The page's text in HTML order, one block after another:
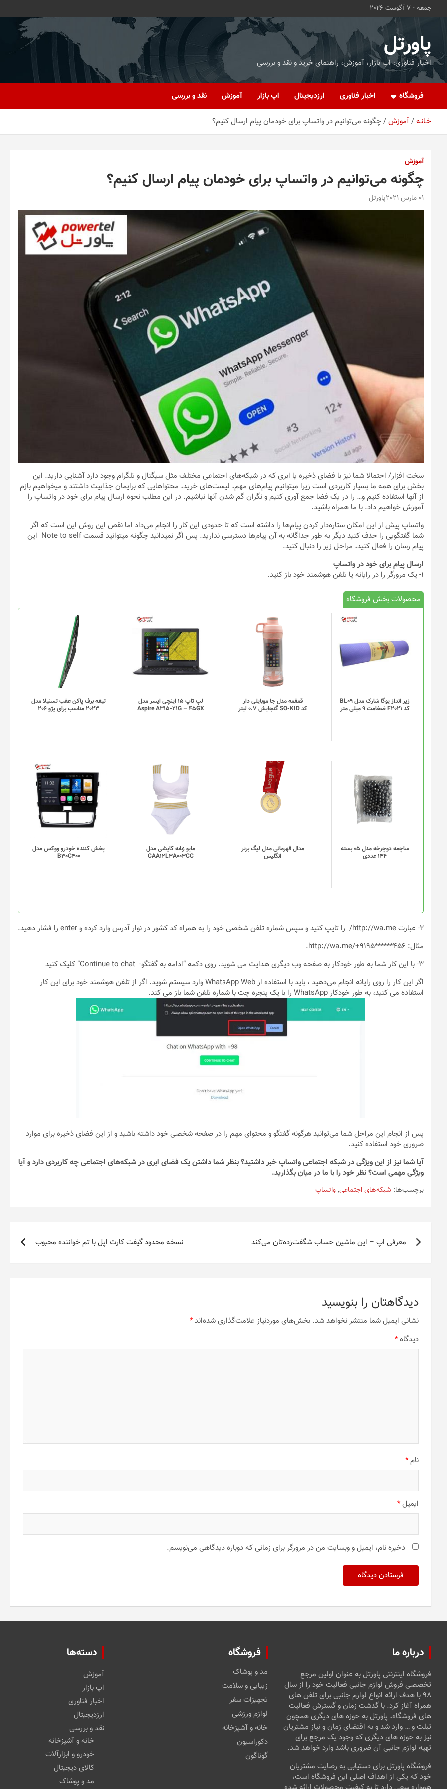
جمعه - 7 آگوست 2026
پاورتل
اخبار فناوری، اپ بازار، آموزش، راهنمای خرید و نقد و بررسی
فروشگاه اخبار فناوری ارزدیجیتال اپ بازار آموزش نقد و بررسی
خـانـه آموزش چگونه می‌توانیم در واتساپ برای خودمان پیام ارسال کنیم؟
آموزش
چگونه می‌توانیم در واتساپ برای خودمان پیام ارسال کنیم؟
01 مارس 2021 پاورتل
سخت افزار/ احتمالا شما نیز با فضای ذخیره یا ابری که در شبکه‌های اجتماعی مختلف مثل سیگنال و تلگرام وجود دارد آشنایی دارید. این
بخش برای همه ما بسیار کاربردی است زیرا میتوانیم پیام‌های مهم، لیست‌های خرید، محتواهایی که برایمان جذابیت داشتند و میخواهیم بازم
از آنها استفاده کنیم و… را در یک فضا جمع‌ آوری کنیم و نگران گم شدن آنها نباشیم. در این مطلب نحوه ارسال پیام برای خود در واتساپ را
آموزش خواهیم داد. با ما همراه باشید.
واتساپ پیش از این امکان ستاره‌دار کردن پیام‌ها را داشته است که تا حدودی این کار را انجام می‌داد اما نقص این روش این است که اگر
شما گفتگویی را حذف کنید دیگر به طور جداگانه به آن پیام‌ها دسترسی ندارید. پس اگر نمیدانید چگونه میتوانید قسمت Note to self این
پیام رسان را فعال کنید، مراحل زیر را دنبال کنید.
ارسال پیام برای خود در واتساپ
1- یک مرورگر را در رایانه یا تلفن هوشمند خود باز کنید.
محصولات بخش فروشگاه
زیر انداز یوگا شارک مدل BL09
کد F2021 ضخامت 9 میلی متر
قمقمه مدل جا موبایلی دار
کد SO-KID گنجایش 0.7 لیتر
این
محصول
دارای
انواع
مختلفی
می
گزینه
ها
محصول
انتخاب
شوند
لپ تاپ 15 اینچی ایسر مدل
Aspire A315-21G – 45GX
تیغه برف پاکن عقب تسنیلا مدل
2023 مناسب برای پژو 206
ساچمه دوچرخه مدل 05 بسته
144 عددی
این
محصول
دارای
انواع
مختلفی
گزینه
ها
محصول
انتخاب
شوند
مدال قهرمانی مدل لیگ برتر
انگلیس
این
محصول
دارای
انواع
گزینه
ها
محصول
شوند
مایو زنانه کاپشی مدل
CAA12L3A003CC
این
محصول
دارای
انواع
مختلفی
می
گزینه
ها
محصول
انتخاب
شوند
پخش کننده خودرو ووکس مدل
B30C400
2- عبارت http://wa.me/ را تایپ کنید و سپس شماره تلفن شخصی خود را به همراه کد کشور در نوار آدرس وارد کرده و enter را فشار دهید.
مثال: http://wa.me/+9195******456.
3- با این کار شما به طور خودکار به صفحه وب دیگری هدایت می شوید. روی دکمه “ادامه به گفتگو- Continue to chat” کلیک کنید
اگر این کار را روی رایانه انجام می‌دهید ، باید با استفاده از WhatsApp Web وارد سیستم شوید. اگر از تلفن هوشمند خود برای این کار
استفاده می کنید، به طور خودکار WhatsApp را با یک پنجره چت با شماره تلفن شما باز می کند.
پس از انجام این مراحل شما می‌توانید هر‌گونه گفتگو و محتوای مهم را در صفحه شخصی خود داشته باشید و از این فضای ذخیره برای موارد
ضروری خود استفاده کنید.
آیا شما نیز از این ویژگی در شبکه اجتماعی واتساپ خبر داشتید؟ بنظر شما داشتن یک فضای ابری در شبکه‌های اجتماعی چه کاربردی دارد و آیا
ویژگی مهمی است؟ نظر خود را با ما در میان بگذارید.
برچسب‌ها: شبکه‌های اجتماعی,واتساپ
راهبری
نوشتهمعرفی اپ – این ماشین حساب شگفت‌زده‌تان می‌کند نسخه محدود گیفت کارت اپل با تم خواننده محبوب
دیدگاهتان را بنویسید
نشانی ایمیل شما منتشر نخواهد شد. بخش‌های موردنیاز علامت‌گذاری شده‌اند*
دیدگاه*
نام*
ایمیل*
ذخیره نام، ایمیل و وبسایت من در مرورگر برای زمانی که دوباره دیدگاهی می‌نویسم.
درباره ما
فروشگاه اینترنتی پاورتل به عنوان اولین مرجع
تخصصی فروش لوازم جانبی فعالیت خود را از سال
۹۸ با هدف ارائه انواع لوازم جانبی برای تلفن های
همراه آغاز کرد. با گذشت زمان و گسترش فعالیت
های فروشگاه، پاورتل به حوزه های دیگری همچون
تبلت و … وارد شد و به اقتضای زمان و نیاز مشتریان
نیز به حوزه های دیگری که وجود یک مرجع برای
تهیه لوازم جانبی آن ضروری باشد وارد خواهد شد.
فروشگاه پاورتل برای دستیابی به رضایت مشتریان
خود که یکی از اهداف اصلی این فروشگاه است،
فروشگاه
مد و پوشاک
زیبایی و سلامت
تجهیزات سفر
لوازم ورزشی
خانه و آشپزخانه
دکوراسیون
گوناگون
دسته‌ها
آموزش
اپ بازار
اخبار فناوری
ارزدیجیتال
نقد و بررسی
خانه و آشپزخانه
خودرو و ابزارآلات
کالای دیجیتال
مد و پوشاک